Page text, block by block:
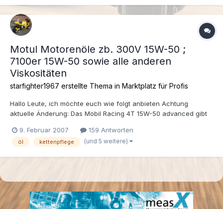
Motul Motorenöle zb. 300V 15W-50 ;
7100er 15W-50 sowie alle anderen
Viskositäten
starfighter1967 erstellte Thema in Marktplatz für Profis
Hallo Leute, ich möchte euch wie folgt anbieten Achtung
aktuelle Änderung: Das Mobil Racing 4T 15W-50 advanced gibt
habe und Mobil das nicht mehr Produziert. Es gibt zwar
mittlerweile von Mobil ein Ersatz dafür welches im Netz ange...
9. Februar 2007 159 Antworten
öl kettenpflege (und 5 weitere)